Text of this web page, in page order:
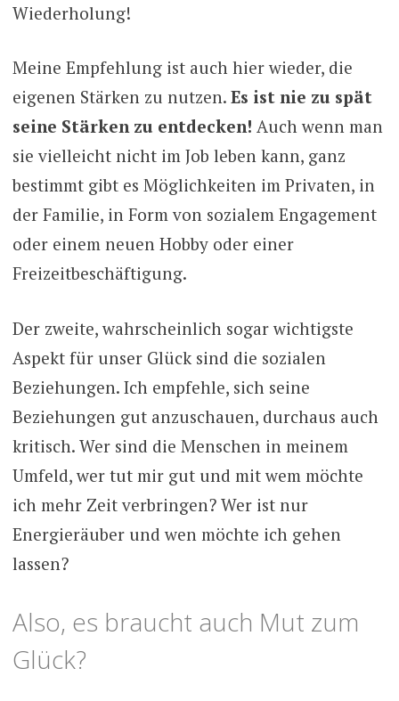
Wiederholung!
Meine Empfehlung ist auch hier wieder, die
eigenen Stärken zu nutzen. Es ist nie zu spät
seine Stärken zu entdecken! Auch wenn man
sie vielleicht nicht im Job leben kann, ganz
bestimmt gibt es Möglichkeiten im Privaten, in
der Familie, in Form von sozialem Engagement
oder einem neuen Hobby oder einer
Freizeitbeschäftigung.
Der zweite, wahrscheinlich sogar wichtigste
Aspekt für unser Glück sind die sozialen
Beziehungen. Ich empfehle, sich seine
Beziehungen gut anzuschauen, durchaus auch
kritisch. Wer sind die Menschen in meinem
Umfeld, wer tut mir gut und mit wem möchte
ich mehr Zeit verbringen? Wer ist nur
Energieräuber und wen möchte ich gehen
lassen?
Also, es braucht auch Mut zum
Glück?